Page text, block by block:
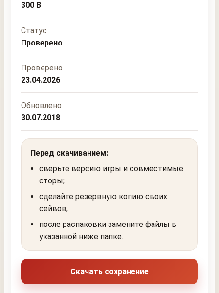
300 B
Статус
Проверено
Проверено
23.04.2026
Обновлено
30.07.2018
Перед скачиванием:
сверьте версию игры и совместимые
сторы;
сделайте резервную копию своих
сейвов;
после распаковки замените файлы в
указанной ниже папке.
Скачать сохранение